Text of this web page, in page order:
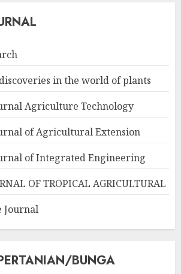
in the world of plants
Agriculture Technology
of Agricultural Extension
of Integrated Engineering
OF TROPICAL AGRICULTURAL
Journal
BUNGA